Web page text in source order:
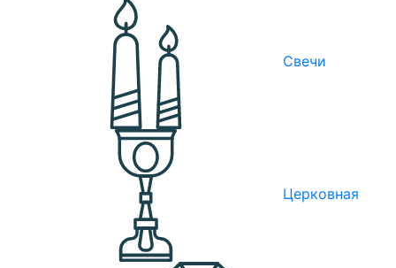
Свечи
Церковная